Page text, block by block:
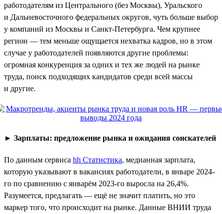
работодателям из Центрального (без Москвы), Уральского
и Дальневосточного федеральных округов, чуть больше выбор
у компаний из Москвы и Санкт-Петербурга. Чем крупнее
регион — тем меньше ощущается нехватка кадров, но в этом
случае у работодателей появляются другие проблемы:
огромная конкуренция за одних и тех же людей на рынке
труда, поиск подходящих кандидатов среди всей массы
и другие.
► Зарплаты: предложение рынка и ожидания соискателей
По данным сервиса hh Статистика, медианная зарплата,
которую указывают в вакансиях работодатели, в январе 2024-
го по сравнению с январём 2023-го выросла на 26,4%.
Разумеется, предлагать — ещё не значит платить, но это
маркер того, что происходит на рынке. Данные ВНИИ труда